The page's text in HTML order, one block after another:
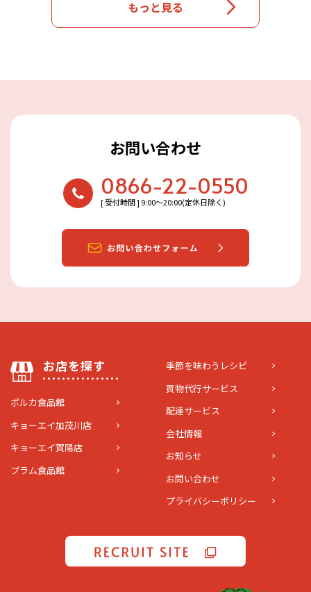
もっと見る
お問い合わせ
0866-22-0550
[ 受付時間 ] 9:00〜20:00(定休日除く)
お店を探す
ポルカ食品館
キョーエイ加茂川店
キョーエイ賀陽店
プラム食品館
季節を味わうレシピ
買物代行サービス
配達サービス
会社情報
お知らせ
お問い合わせ
プライバシーポリシー